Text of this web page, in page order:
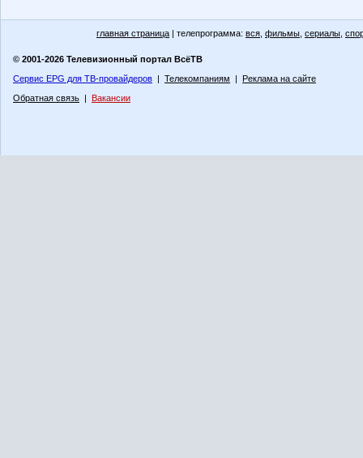
главная страница | телепрограмма: вся фильмы сериалы
© 2001-2026 Телевизионный портал ВсёТВ
Сервис EPG для ТВ-провайдеров | Телекомпаниям | Реклама на сайте
Обратная связь | Вакансии